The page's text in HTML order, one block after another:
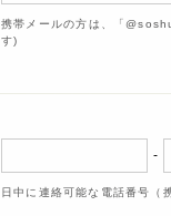
携帯メールの方は、「
す)
-
日中に連絡可能な電話番号（